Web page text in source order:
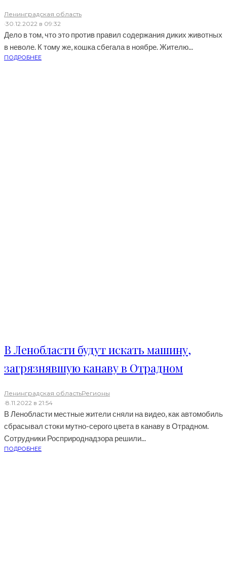
Ленинградская область
·30.12.2022 в 09:32
Дело в том, что это против правил содержания диких животных
в неволе. К тому же, кошка сбегала в ноябре. Жителю...
ПОДРОБНЕЕ
В Ленобласти будут искать машину,
загрязнявшую канаву в Отрадном
Ленинградская областьРегионы
·8.11.2022 в 21:54
В Ленобласти местные жители сняли на видео, как автомобиль
сбрасывал стоки мутно-серого цвета в канаву в Отрадном.
Сотрудники Росприроднадзора решили...
ПОДРОБНЕЕ